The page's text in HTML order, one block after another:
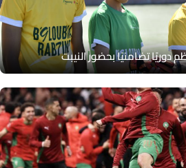
تضامنيًا بحضور النيبت